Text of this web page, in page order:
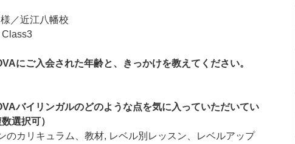
／近江八幡校
Class3
にご入会された年齢と、きっかけを教えてください。
バイリンガルのどのような点を気に入っていただいてい
選択可）
のカリキュラム、教材, レベル別レッスン、レベルアップ